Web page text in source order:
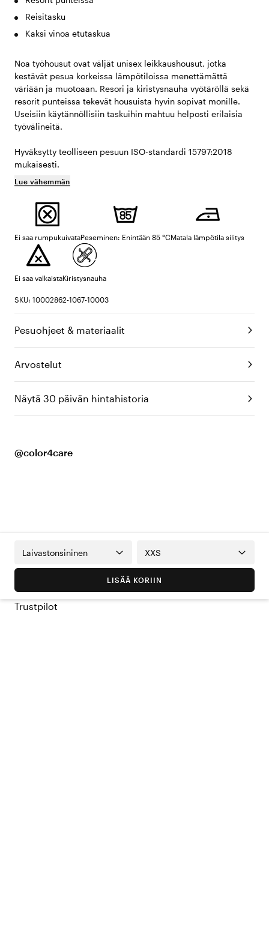
Reisitasku
Kaksi vinoa etutaskua
Noa työhousut ovat väljät unisex leikkaushousut, jotka
kestävät pesua korkeissa lämpötiloissa menettämättä
väriään ja muotoaan. Resori ja kiristysnauha vyötäröllä sekä
resorit punteissa tekevät housuista hyvin sopivat monille.
Useisiin käytännöllisiin taskuihin mahtuu helposti erilaisia
työvälineitä.
Hyväksytty teolliseen pesuun ISO-standardi 15797:2018
mukaisesti.
Lue vähemmän
Ei saa rumpukuivataPeseminen: Enintään 85 °CMatala lämpötila silitys
Ei saa valkaistaKiristysnauha
SKU: 10002862-1067-10003
Pesuohjeet & materiaalit
Arvostelut
Näytä 30 päivän hintahistoria
@color4care
Laivastonsininen XXS
LISÄÄ KORIIN
Trustpilot